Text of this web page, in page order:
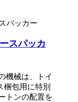
スパッカ
機械は、トイ
梱包用に特別
トンの配置を